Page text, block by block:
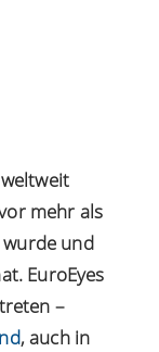
mehr als
und
EuroEyes
–
, auch in